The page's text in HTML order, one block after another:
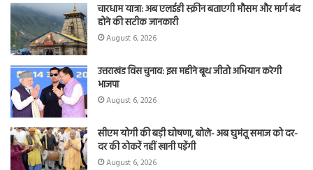
चारधाम यात्रा: अब एलईडी स्क्रीन बताएगी मौसम और मार्ग बंद
होने की सटीक जानकारी
August 6, 2026
उत्तराखंड विस चुनाव: इस महीने बूथ जीतो अभियान करेगी
भाजपा
August 6, 2026
सीएम योगी की बड़ी घोषणा, बोले- अब घुमंतू समाज को दर-
दर की ठोकरें नहीं खानी पड़ेंगी
August 6, 2026